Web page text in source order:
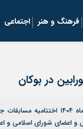
فرهنگ و هنر اجتماعی
در بوکان
موکریان آنلاین | شامگاه پنج